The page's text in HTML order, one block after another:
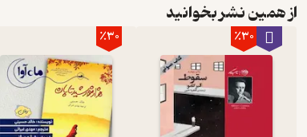
از همین نشر بخوانید
٪30 ٪30